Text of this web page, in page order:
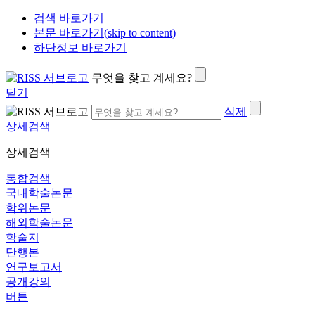
검색 바로가기
본문 바로가기(skip to content)
하단정보 바로가기
무엇을 찾고 계세요?
닫기
삭제
상세검색
상세검색
통합검색
국내학술논문
학위논문
해외학술논문
학술지
단행본
연구보고서
공개강의
버튼